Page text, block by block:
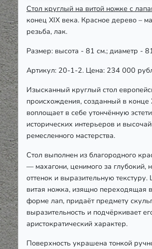
Стол круглый на витой ножке с
конец XIX века. Красное дерево –
резьба, лак.
Размер: высота - 81 см.; диаметр -
Артикул: 20-1-2. Цена: 234 000
Изысканный круглый стол
происхождения, созданный в конце
воплощает в себе утончённую
исторических интерьеров и
ремесленного мастерства.
Стол выполнен из благородного
— махагони, ценимого за глубокий,
оттенок и выразительную текстуру.
витая ножка, изящно переходящая
форме лап, придаёт предмету
выразительность и подчёркивает
аристократический характер.
Поверхность украшена тонкой